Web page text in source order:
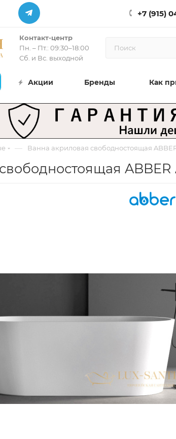
+7 (915)
Контакт-центр
Пн. – Пт.: 09:30–18:00
Сб. и Вс. выходной
Акции Бренды Как
— Ванна акриловая свободностоящая